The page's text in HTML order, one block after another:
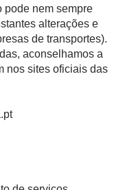
pode nem sempre
alterações e
de transportes).
aconselhamos a
nos sites oficiais das